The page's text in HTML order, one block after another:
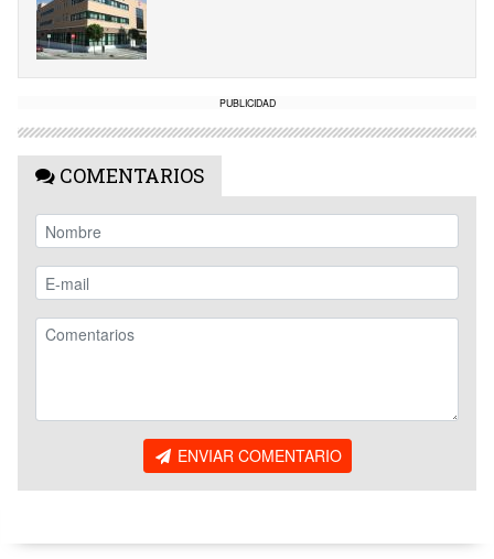
PUBLICIDAD
COMENTARIOS
ENVIAR COMENTARIO